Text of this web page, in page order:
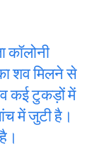
कॉलोनी
शव मिलने से
कई टुकड़ों में
में जुटी है।